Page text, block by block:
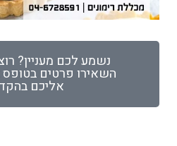
נשמע לכם מעניין?
השאירו פרטים בטופס
אליכם